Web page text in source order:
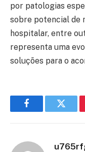
por patologias
sobre potencial de
hospitalar, entre
representa uma
soluções para o
Facebook